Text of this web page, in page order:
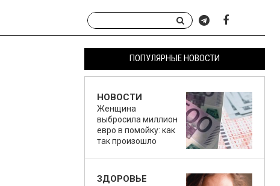
ПОПУЛЯРНЫЕ НОВОСТИ
НОВОСТИ
Женщина
выбросила миллион
евро в помойку: как
так произошло
ЗДОРОВЬЕ